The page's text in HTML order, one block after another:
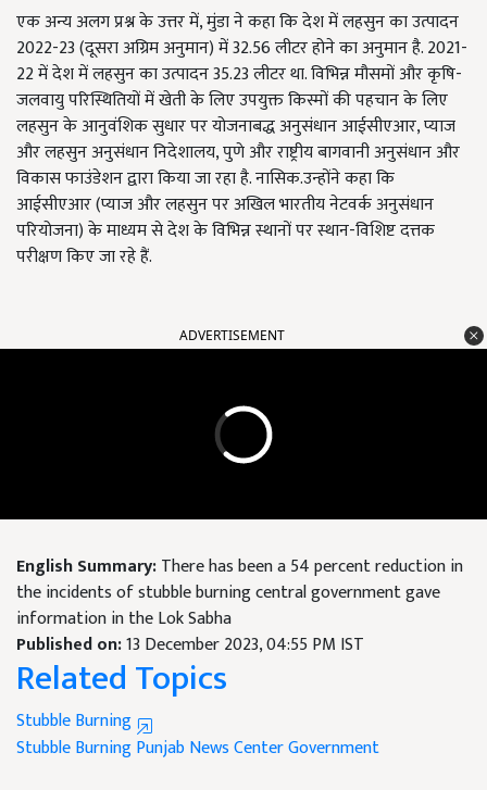
एक अन्य अलग प्रश्न के उत्तर में, मुंडा ने कहा कि देश में लहसुन का उत्पादन
2022-23 (दूसरा अग्रिम अनुमान) में 32.56 लीटर होने का अनुमान है. 2021-
22 में देश में लहसुन का उत्पादन 35.23 लीटर था. विभिन्न मौसमों और कृषि-
जलवायु परिस्थितियों में खेती के लिए उपयुक्त किस्मों की पहचान के लिए
लहसुन के आनुवंशिक सुधार पर योजनाबद्ध अनुसंधान आईसीएआर, प्याज
और लहसुन अनुसंधान निदेशालय, पुणे और राष्ट्रीय बागवानी अनुसंधान और
विकास फाउंडेशन द्वारा किया जा रहा है. नासिक.उन्होंने कहा कि
आईसीएआर (प्याज और लहसुन पर अखिल भारतीय नेटवर्क अनुसंधान
परियोजना) के माध्यम से देश के विभिन्न स्थानों पर स्थान-विशिष्ट दत्तक
परीक्षण किए जा रहे हैं.
ADVERTISEMENT
English Summary:There has been a 54 percent reduction in
the incidents of stubble burning central government gave
information in the Lok Sabha
Published on:13 December 2023, 04:55 PM IST
Related Topics
Stubble Burning
Stubble BurningPunjab NewsCenter Government